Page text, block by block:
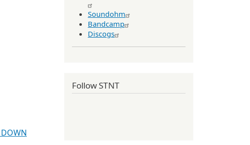
Soundohm
Bandcamp
Discogs
Follow STNT